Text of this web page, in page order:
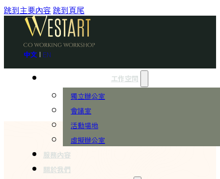
跳到主要內容 跳到頁尾
中文 | EN
工作空間
獨立辦公室
會議室
活動場地
虛擬辦公室
服務內容
關於我們